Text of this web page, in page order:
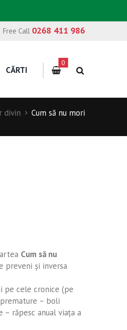
Free Call 0268 411 986
CĂRTI
0
divin Cum să nu mori
Cum să nu
preveni şi inversa
pe cele cronice (pe
– boli
– răpesc anual viaţa a